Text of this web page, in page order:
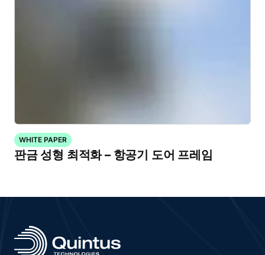
WHITE PAPER
판금 성형 최적화 – 항공기 도어 프레임